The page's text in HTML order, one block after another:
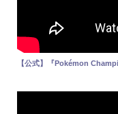
【公式】『Pokémon